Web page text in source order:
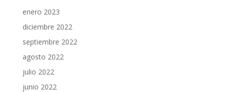
enero 2023
diciembre 2022
septiembre 2022
agosto 2022
julio 2022
junio 2022